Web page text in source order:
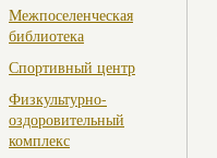
Межпоселенческая
библиотека
Спортивный центр
Физкультурно-
оздоровительный
комплекс